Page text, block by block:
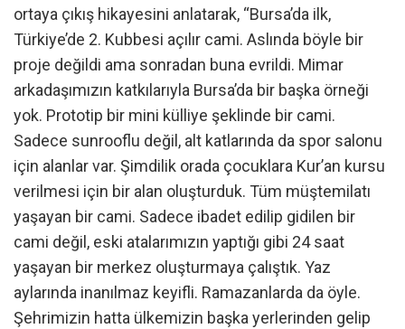
ortaya çıkış hikayesini anlatarak, “Bursa’da ilk,
Türkiye’de 2. Kubbesi açılır cami. Aslında böyle bir
proje değildi ama sonradan buna evrildi. Mimar
arkadaşımızın katkılarıyla Bursa’da bir başka örneği
yok. Prototip bir mini külliye şeklinde bir cami.
Sadece sunrooflu değil, alt katlarında da spor salonu
için alanlar var. Şimdilik orada çocuklara Kur’an kursu
verilmesi için bir alan oluşturduk. Tüm müştemilatı
yaşayan bir cami. Sadece ibadet edilip gidilen bir
cami değil, eski atalarımızın yaptığı gibi 24 saat
yaşayan bir merkez oluşturmaya çalıştık. Yaz
aylarında inanılmaz keyifli. Ramazanlarda da öyle.
Şehrimizin hatta ülkemizin başka yerlerinden gelip